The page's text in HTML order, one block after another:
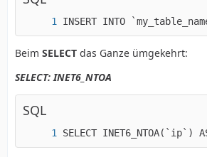
INSERT INTO
Beim SELECT das Ganze ümgekehrt:
SELECT: INET6_NTOA
SQL
SELECT INET6_NTOA(`ip`)